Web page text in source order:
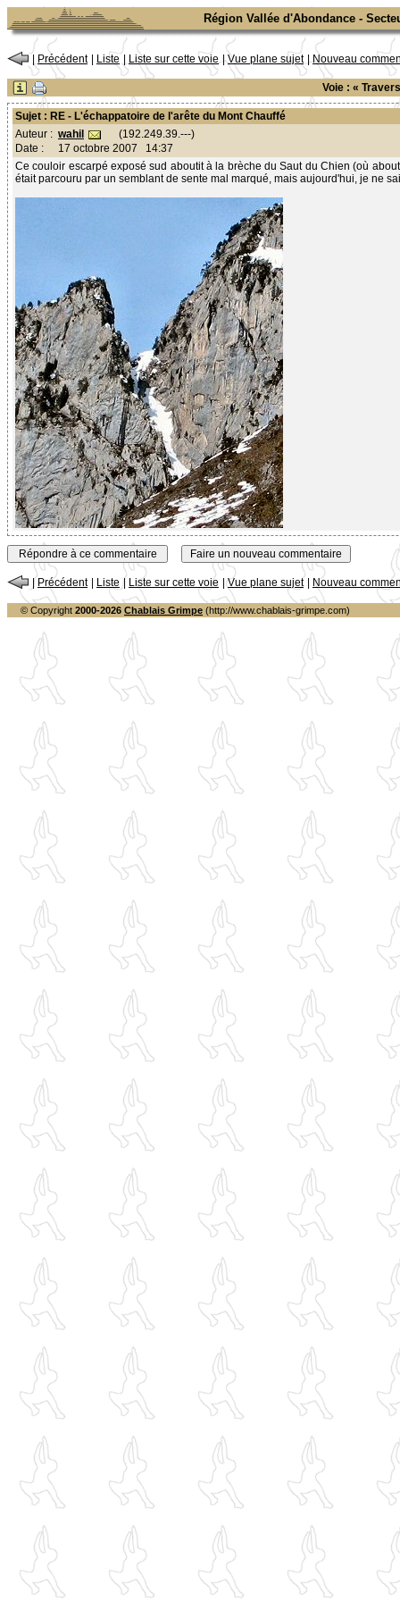
Région Vallée d'Abondance -
Précédent Liste Liste sur cette voie | Vue plane sujet Nouveau
Voie : «
Sujet : RE - L'échappatoire de l'arête du Mont Chauffé
Auteur : wahil
(192.249.39.---)
Date :
17 octobre 2007 14:37
Ce couloir escarpé exposé sud aboutit à la brèche du Saut du Chien (où
était parcouru par un semblant de sente mal marqué, mais aujourd'hui, je ne
Précédent Liste | Liste sur cette voie Vue plane sujet Nouveau
© Copyright 2000-2026 Chablais Grimpe (http://www.chablais-grimpe.com)